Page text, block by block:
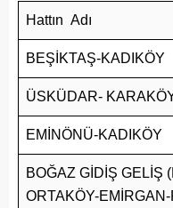
Hattın Adı
BEŞİKTAŞ-KADIKÖY
ÜSKÜDAR-
EMİNÖNÜ-KADIKÖY
BOĞAZ GİDİŞ GELİŞ
ORTAKÖY-